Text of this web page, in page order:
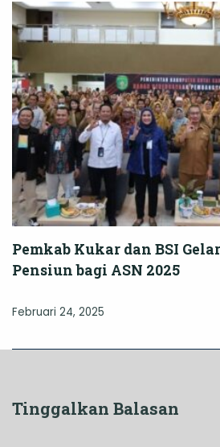
Pemkab Kukar dan BSI
Pensiun bagi ASN 2025
Februari 24, 2025
Tinggalkan Balasan